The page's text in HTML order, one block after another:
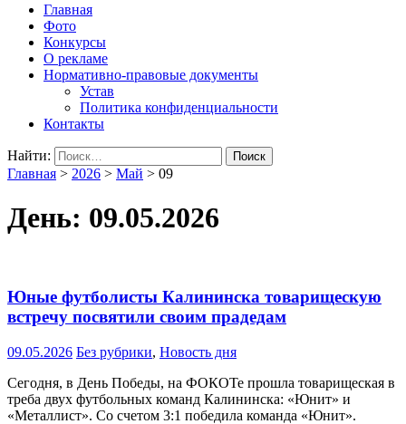
Главная
Фото
Конкурсы
О рекламе
Нормативно-правовые документы
Устав
Политика конфиденциальности
Контакты
Найти:
Главная > 2026 > Май > 09
День: 09.05.2026
Юные футболисты Калининска товарищескую
встречу посвятили своим прадедам
09.05.2026 Без рубрики, Новость дня
Сегодня, в День Победы, на ФОКОТе прошла товарищеская в
треба двух футбольных команд Калининска: «Юнит» и
«Металлист». Со счетом 3:1 победила команда «Юнит».